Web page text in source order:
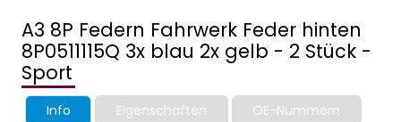
A3 8P Federn Fahrwerk Feder hinten
8P0511115Q 3x blau 2x gelb - 2 Stück -
Sport
Info Eigenschaften OE-Nummern